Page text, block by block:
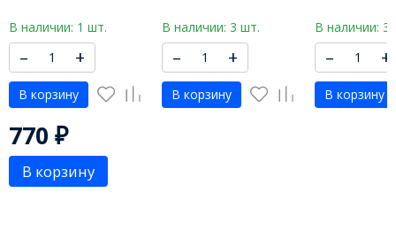
В наличии: 1 шт.
– +
В корзину
В наличии: 3 шт.
– +
В корзину
В наличии: 3
– +
В корзину
770 ₽
В корзину